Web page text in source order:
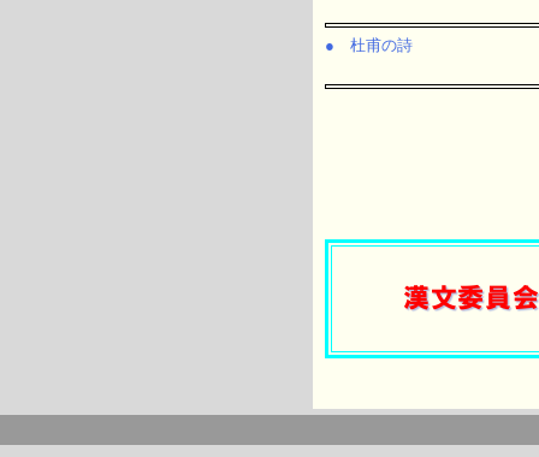
● 杜甫の詩